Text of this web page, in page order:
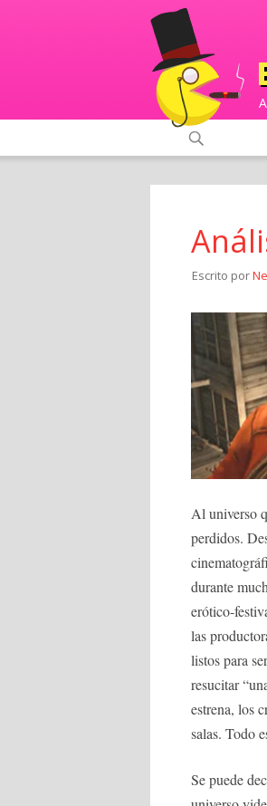
Escrito por
Al universo
perdidos.
durante
erótico-
las
listos para
resucitar
estrena, los
salas. Todo
Se puede